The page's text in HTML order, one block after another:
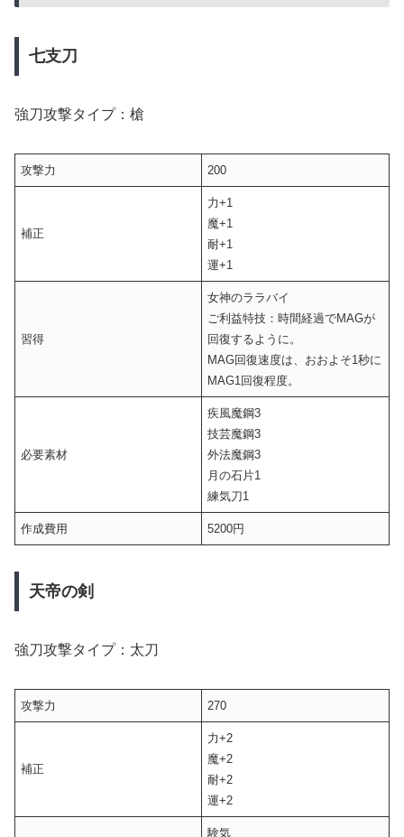
七支刀
強刀攻撃タイプ：槍
攻撃力 200
補正
力+1
魔+1
耐+1
運+1
習得
女神のララバイ
ご利益特技：時間経過でMAGが
回復するように。
MAG回復速度は、おおよそ1秒に
MAG1回復程度。
必要素材
疾風魔鋼3
技芸魔鋼3
外法魔鋼3
月の石片1
練気刀1
作成費用 5200円
天帝の剣
強刀攻撃タイプ：太刀
攻撃力 270
補正
力+2
魔+2
耐+2
運+2
験気